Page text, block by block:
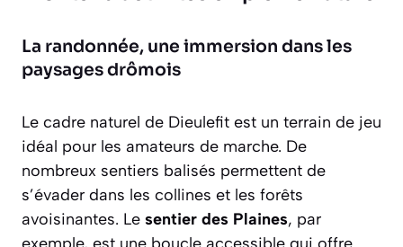
La randonnée, une immersion dans les
paysages drômois
Le cadre naturel de Dieulefit est un terrain de jeu
idéal pour les amateurs de marche. De
nombreux sentiers balisés permettent de
s’évader dans les collines et les forêts
avoisinantes. Le sentier des Plaines, par